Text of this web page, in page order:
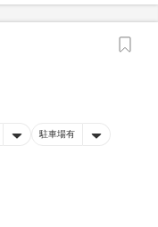
駐車場有